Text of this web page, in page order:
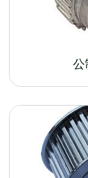
公